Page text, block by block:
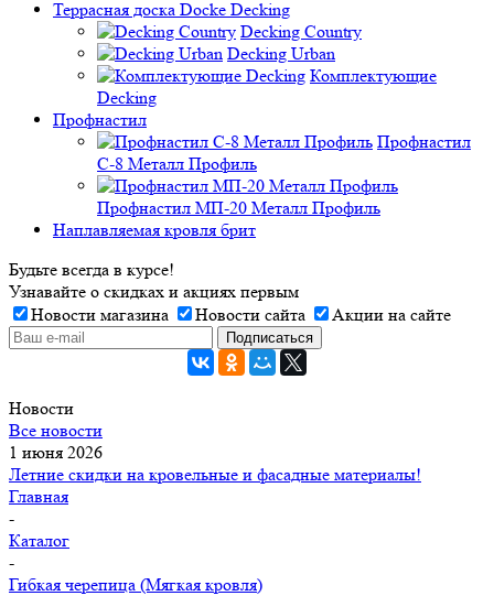
Террасная доска Docke Decking
Decking Country
Decking Urban
Комплектующие
Decking
Профнастил
Профнастил
C-8 Металл Профиль
Профнастил МП-20 Металл Профиль
Наплавляемая кровля брит
Будьте всегда в курсе!
Узнавайте о скидках и акциях первым
Новости магазина
Новости сайта Акции на сайте
Новости
Все новости
1 июня 2026
Летние скидки на кровельные и фасадные материалы!
Главная
-
Каталог
-
Гибкая черепица (Мягкая кровля)